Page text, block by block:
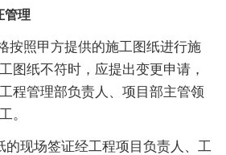
理
照甲方提供的施工图纸进行施
图纸不符时，应提出变更申请，
程管理部负责人、项目部主管领
。
现场签证经工程项目负责人、工